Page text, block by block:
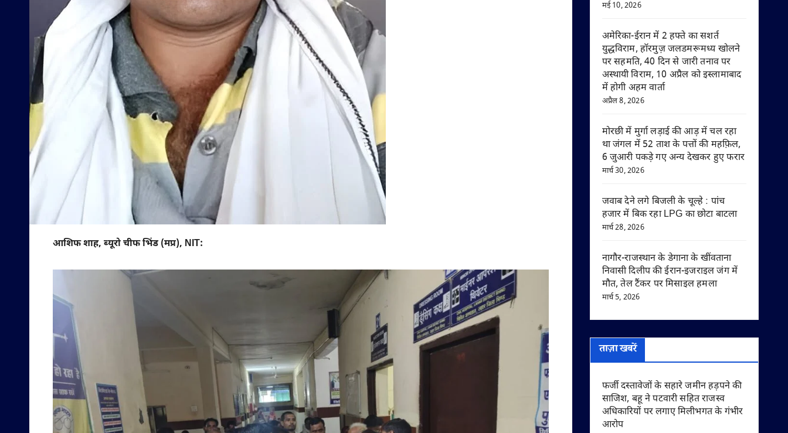
आशिफ शाह, ब्यूरो चीफ भिंड (मप्र), NIT:
मई 10, 2026
अमेरिका-ईरान में 2 हफ्ते का सशर्त
युद्धविराम, हॉरमुज़ जलडमरूमध्य खोलने
पर सहमति, 40 दिन से जारी तनाव पर
अस्थायी विराम, 10 अप्रैल को इस्लामाबाद
में होगी अहम वार्ता
अप्रैल 8, 2026
मोरछी में मुर्गा लड़ाई की आड़ में चल रहा
था जंगल में 52 ताश के पत्तों की महफ़िल,
6 जुआरी पकड़े गए अन्य देखकर हुए फरार
मार्च 30, 2026
जवाब देने लगे बिजली के चूल्हे : पांच
हजार में बिक रहा LPG का छोटा बाटला
मार्च 28, 2026
नागौर-राजस्थान के डेगाना के खींवताना
निवासी दिलीप की ईरान-इजराइल जंग में
मौत, तेल टैंकर पर मिसाइल हमला
मार्च 5, 2026
ताज़ा खबरें
फर्जी दस्तावेजों के सहारे जमीन हड़पने की
साजिश, बहू ने पटवारी सहित राजस्व
अधिकारियों पर लगाए मिलीभगत के गंभीर
आरोप